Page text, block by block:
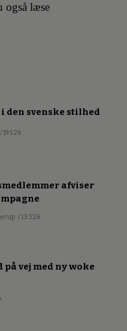
også læse
den svenske stilhed
/ 19.5.26
afviser
/ 13.5.26
vej med ny woke